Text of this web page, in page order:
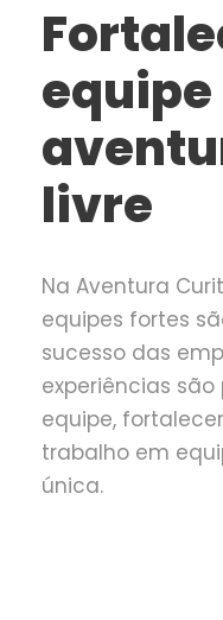
livre
Na Aventura
equipes fortes sã
sucesso das
experiências são
equipe, fortalecer
trabalho em
única.